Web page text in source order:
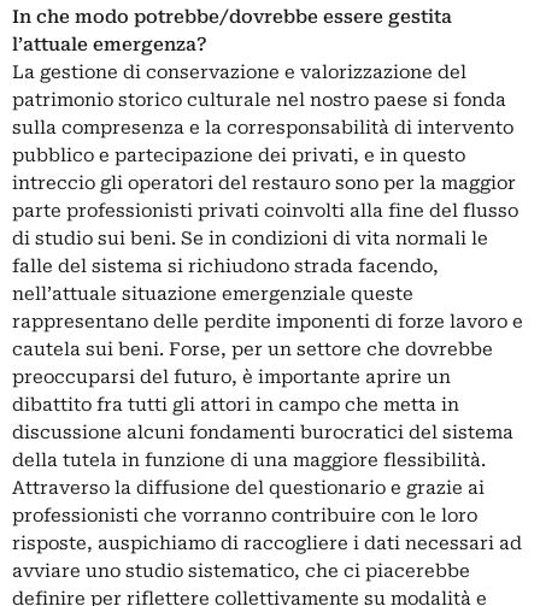
In che modo potrebbe/dovrebbe essere gestita
l’attuale emergenza?
La gestione di conservazione e valorizzazione del
patrimonio storico culturale nel nostro paese si fonda
sulla compresenza e la corresponsabilità di intervento
pubblico e partecipazione dei privati, e in questo
intreccio gli operatori del restauro sono per la maggior
parte professionisti privati coinvolti alla fine del flusso
di studio sui beni. Se in condizioni di vita normali le
falle del sistema si richiudono strada facendo,
nell’attuale situazione emergenziale queste
rappresentano delle perdite imponenti di forze lavoro e
cautela sui beni. Forse, per un settore che dovrebbe
preoccuparsi del futuro, è importante aprire un
dibattito fra tutti gli attori in campo che metta in
discussione alcuni fondamenti burocratici del sistema
della tutela in funzione di una maggiore flessibilità.
Attraverso la diffusione del questionario e grazie ai
professionisti che vorranno contribuire con le loro
risposte, auspichiamo di raccogliere i dati necessari ad
avviare uno studio sistematico, che ci piacerebbe
definire per riflettere collettivamente su modalità e